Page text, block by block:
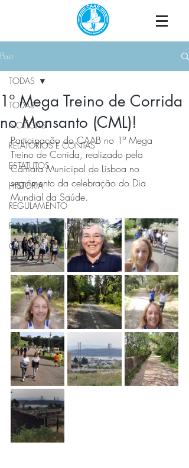
Post
TODAS
NOTÍCIAS
RELATÓRIOS E CONTAS
ESTATUTOS
HISTÓRIA
REGULAMENTO
PLANO DE ATIVIDADES
ÓRGÃOS SOCIAIS
TODAS
1º Mega Treino de Corrida
no Monsanto (CML)!
Participação do CAAB no 1º Mega
Treino de Corrida, realizado pela
Câmara Municipal de Lisboa no
seguimento da celebração do Dia
Mundial da Saúde.